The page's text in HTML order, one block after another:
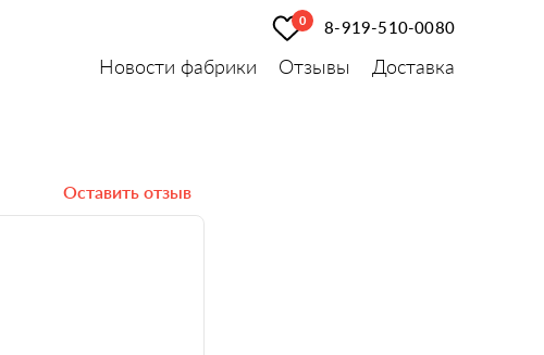
0 8-919-510-0080
Новости фабрики Отзывы Доставка
Оставить отзыв